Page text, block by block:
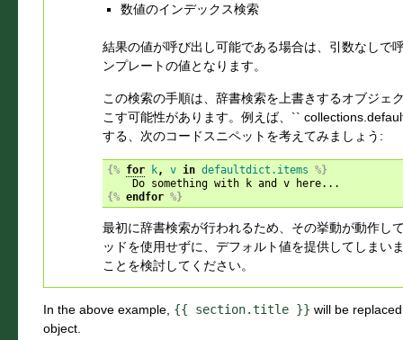
数値のインデックス検索
結果の値が呼び出し可能である場合は、引数なしで
ンプレートの値となります。
この検索の手順は、辞書検索を上書きするオブジェ
こす可能性があります。例えば、``
する、次のコードスニペットを考えてみましょう:
{% for k, v in defaultdict.items %}
{% endfor %}
最初に辞書検索が行われるため、その挙動が動作し
ッドを使用せずに、デフォルト値を提供してしまい
ことを検討してください。
In the above example, {{ section.title }} will be
object.